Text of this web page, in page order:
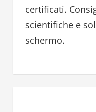
certificati.
scientifiche e
schermo.